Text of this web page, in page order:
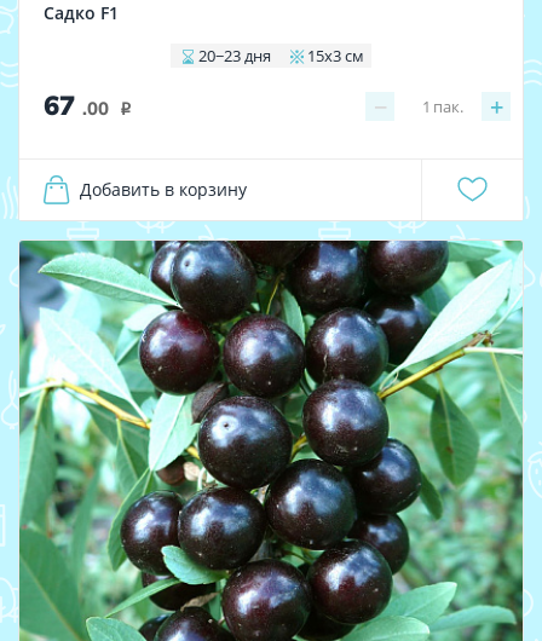
Садко F1
20−23 дня 15x3 см
67 .00 i − +
1 пак.
Добавить в корзину